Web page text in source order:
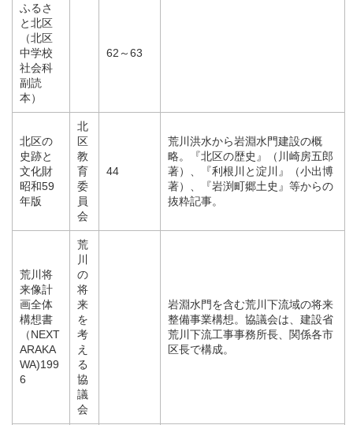
ふるさ
と北区
（北区
中学校
社会科
副読
本）
62～63
北区の
史跡と
文化財
昭和59
年版
北
区
教
育
委
員
会
44
荒川洪水から岩淵水門建設の概
略。『北区の歴史』（川崎房五郎
著）、『利根川と淀川』（小出博
著）、『岩渕町郷土史』等からの
抜粋記事。
荒川将
来像計
画全体
構想書
（NEXT
ARAKA
WA)199
6
荒
川
の
将
来
を
考
え
る
協
議
会
岩淵水門を含む荒川下流域の将来
整備事業構想。協議会は、建設省
荒川下流工事事務所長、関係各市
区長で構成。